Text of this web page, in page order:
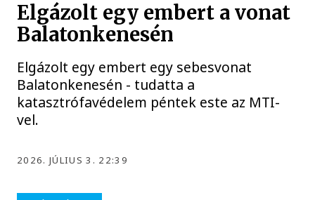
Elgázolt egy embert a vonat
Balatonkenesén
Elgázolt egy embert egy sebesvonat
Balatonkenesén - tudatta a
katasztrófavédelem péntek este az MTI-
vel.
2026. JÚLIUS 3. 22:39